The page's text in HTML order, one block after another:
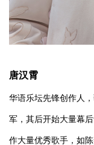
唐汉霄
华语乐坛先锋创作人
军，其后开始大量幕
作大量优秀歌手，如